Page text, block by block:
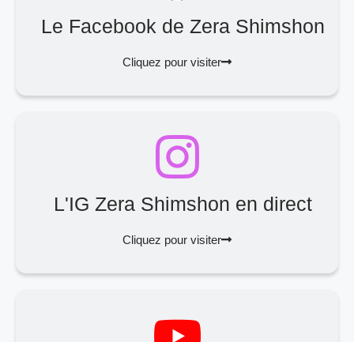
Le Facebook de Zera Shimshon
Cliquez pour visiter
L'IG Zera Shimshon en direct
Cliquez pour visiter